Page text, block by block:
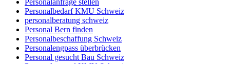
Personalbedarf KMU Schweiz
personalberatung schweiz
Personal Bern finden
Personalbeschaffung Schweiz
Personalengpass überbrücken
Personal gesucht Bau Schweiz